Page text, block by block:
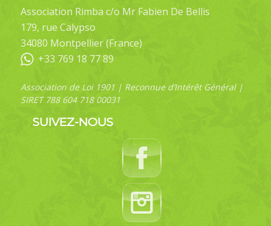
Association Rimba c/o Mr Fabien De Bellis
179, rue Calypso
34080 Montpellier (France)
+33 769 18 77 89
Association de Loi 1901 | Reconnue d’Intérêt Général |
SIRET 788 604 718 00031
SUIVEZ-NOUS